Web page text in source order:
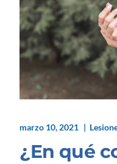
marzo 10, 2021
¿En qué